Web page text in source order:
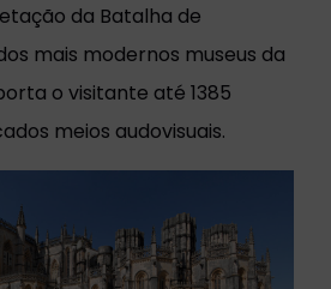
da Batalha de
mais modernos museus da
o visitante até 1385
meios audovisuais.